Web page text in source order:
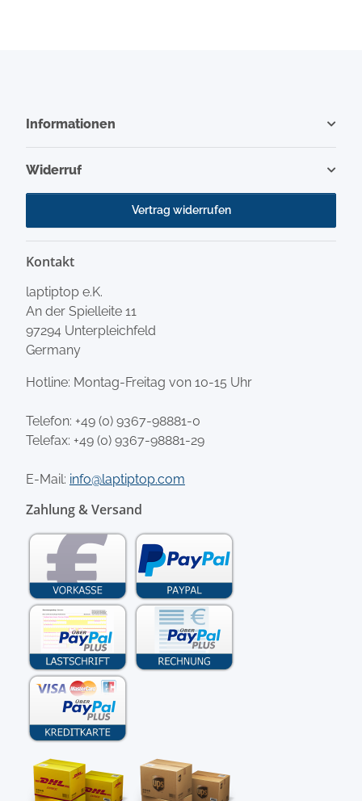
Informationen
Widerruf
Vertrag widerrufen
Kontakt
laptiptop e.K.
An der Spielleite 11
97294 Unterpleichfeld
Germany
Hotline: Montag-Freitag von 10-15 Uhr
Telefon: +49 (0) 9367-98881-0
Telefax: +49 (0) 9367-98881-29
E-Mail: info@laptiptop.com
Zahlung & Versand